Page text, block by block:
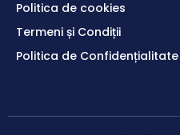
Politica de cookies
Termeni și Condiții
Politica de Confidențialitate